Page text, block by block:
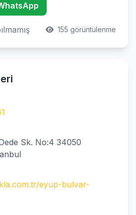
155 görüntülenme
Sk. No:4 34050
eyup-bulvar-